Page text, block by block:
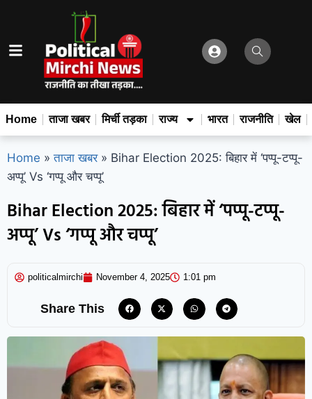
Home ताजा खबर मिर्ची तड़का राज्य भारत राजनीति खेल
Home » ताजा खबर » Bihar Election 2025: बिहार में ‘पप्पू-टप्पू-
अप्पू’ Vs ‘गप्पू और चप्पू’
Bihar Election 2025: बिहार में ‘पप्पू-टप्पू-
अप्पू’ Vs ‘गप्पू और चप्पू’
politicalmirchi November 4, 2025 1:01 pm
Share This